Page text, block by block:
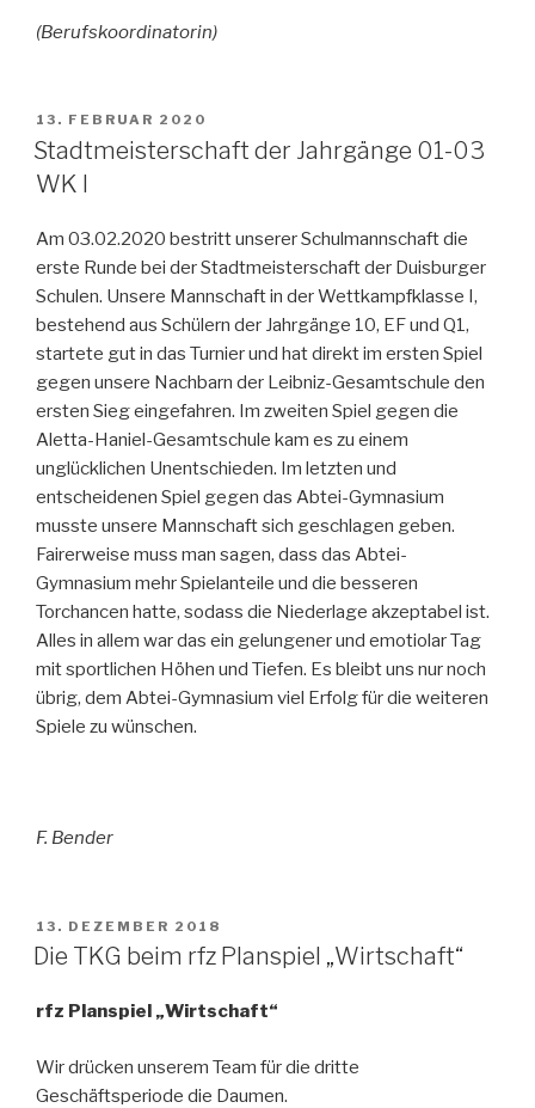
(Berufskoordinatorin)
VERÖFFENTLICHT
AM
13. FEBRUAR 2020
Stadtmeisterschaft der Jahrgänge 01-03
WK I
Am 03.02.2020 bestritt unserer Schulmannschaft die
erste Runde bei der Stadtmeisterschaft der Duisburger
Schulen. Unsere Mannschaft in der Wettkampfklasse I,
bestehend aus Schülern der Jahrgänge 10, EF und Q1,
startete gut in das Turnier und hat direkt im ersten Spiel
gegen unsere Nachbarn der Leibniz-Gesamtschule den
ersten Sieg eingefahren. Im zweiten Spiel gegen die
Aletta-Haniel-Gesamtschule kam es zu einem
unglücklichen Unentschieden. Im letzten und
entscheidenen Spiel gegen das Abtei-Gymnasium
musste unsere Mannschaft sich geschlagen geben.
Fairerweise muss man sagen, dass das Abtei-
Gymnasium mehr Spielanteile und die besseren
Torchancen hatte, sodass die Niederlage akzeptabel ist.
Alles in allem war das ein gelungener und emotiolar Tag
mit sportlichen Höhen und Tiefen. Es bleibt uns nur noch
übrig, dem Abtei-Gymnasium viel Erfolg für die weiteren
Spiele zu wünschen.
F. Bender
VERÖFFENTLICHT
AM
13. DEZEMBER 2018
Die TKG beim rfz Planspiel „Wirtschaft“
rfz Planspiel „Wirtschaft“
Wir drücken unserem Team für die dritte
Geschäftsperiode die Daumen.